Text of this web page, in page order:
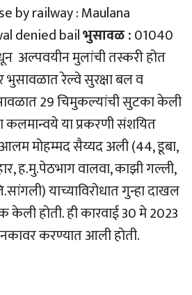
by railway : Maulana
denied bailभुसावळ :01040
अल्पवयीन मुलांची तस्करी होत
भुसावळात रेल्वे सुरक्षा बल व
29 चिमुकल्यांची सुटका केली
कलमान्वये या प्रकरणी संशयित
मोहम्मद सैय्यद अली (44, डूबा,
ह.मु.पेठभाग वालवा, काझी गल्ली,
याच्याविरोधात गुन्हा दाखल
होती. ही कारवाई 30 मे 2023
करण्यात आली होती.